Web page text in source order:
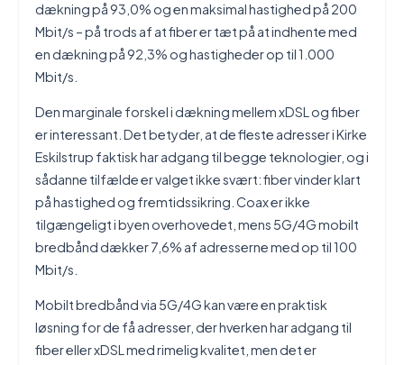
dækning på 93,0% og en maksimal hastighed på 200
Mbit/s – på trods af at fiber er tæt på at indhente med
en dækning på 92,3% og hastigheder op til 1.000
Mbit/s.
Den marginale forskel i dækning mellem xDSL og fiber
er interessant. Det betyder, at de fleste adresser i Kirke
Eskilstrup faktisk har adgang til begge teknologier, og i
sådanne tilfælde er valget ikke svært: fiber vinder klart
på hastighed og fremtidssikring. Coax er ikke
tilgængeligt i byen overhovedet, mens 5G/4G mobilt
bredbånd dækker 7,6% af adresserne med op til 100
Mbit/s.
Mobilt bredbånd via 5G/4G kan være en praktisk
løsning for de få adresser, der hverken har adgang til
fiber eller xDSL med rimelig kvalitet, men det er